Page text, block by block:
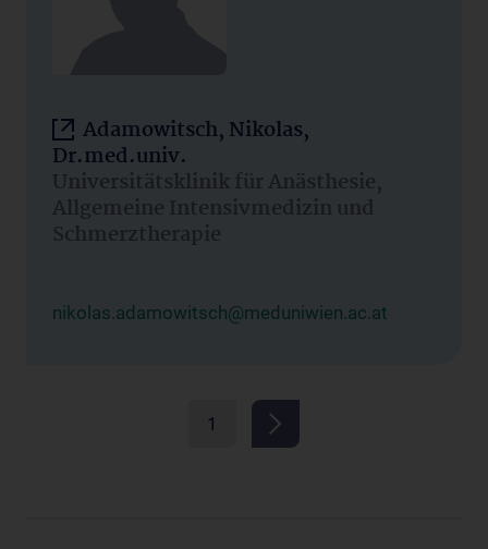
Adamowitsch, Nikolas,
Dr.med.univ.
Universitätsklinik für Anästhesie,
Allgemeine Intensivmedizin und
Schmerztherapie
nikolas.adamowitsch@meduniwien.ac.at
1